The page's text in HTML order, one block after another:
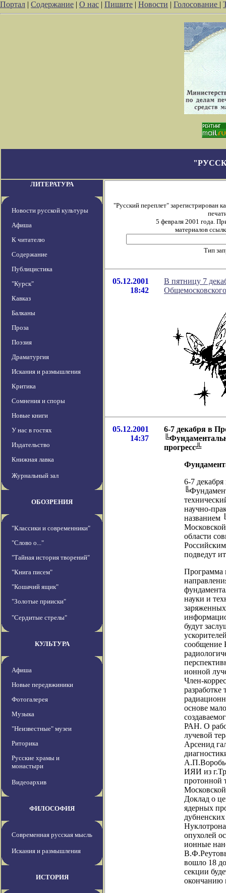
Портал | Содержание | О нас | Пишите | Новости | Голосование |
ЛИТЕРАТУРА
Новости русской культуры
Афиша
К читателю
Содержание
Публицистика
"Курск"
Кавказ
Балканы
Проза
Поэзия
Драматургия
Искания и размышления
Критика
Сомнения и споры
Новые книги
У нас в гостях
Издательство
Книжная лавка
Журнальный зал
ОБОЗРЕНИЯ
"Классики и современники"
"Слово о..."
"Тайная история творений"
"Книга писем"
"Кошачий ящик"
"Золотые прииски"
"Сердитые стрелы"
КУЛЬТУРА
Афиша
Новые передвжиники
Фотогалерея
Музыка
"Неизвестные" музеи
Риторика
Русские храмы и
монастыри
Видеоархив
ФИЛОСОФИЯ
Современная русская мысль
Искания и размышления
ИСТОРИЯ
"Русский переплет" зарегистрирован
5 февраля 2001 года.
материалов
Тип
05.12.2001
18:42
В пятницу 7
05.12.2001
14:37
6-7 декабря в
прогресс╩
6-7
научно-
названием
области
подведут
Программа
науки и
будут
сообщение
ионной
Член-
разработке
основе
РАН. О
лучевой
Арсенид
ИЯИ из
протонной
Доклад о
ядерных
опухолей
ионные
вошло 18
секции
окончанию